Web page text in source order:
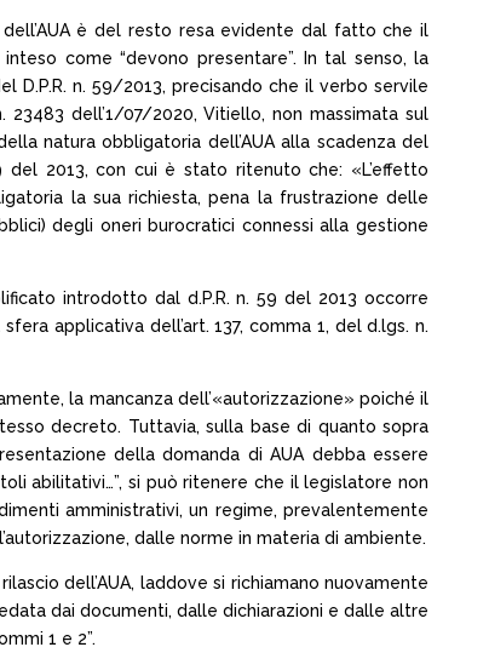
è del resto resa evidente dal fatto che il
come “devono presentare”. In tal senso, la
D.P.R. n. 59/2013, precisando che il verbo servile
dell’1/07/2020, Vitiello, non massimata sul
natura obbligatoria dell’AUA alla scadenza del
2013, con cui è stato ritenuto che: «L’effetto
la sua richiesta, pena la frustrazione delle
degli oneri burocratici connessi alla gestione
introdotto dal d.P.R. n. 59 del 2013 occorre
applicativa dell’art. 137, comma 1, del d.lgs. n.
la mancanza dell’«autorizzazione» poiché il
decreto. Tuttavia, sulla base di quanto sopra
della domanda di AUA debba essere
abilitativi…”, si può ritenere che il legislatore non
amministrativi, un regime, prevalentemente
dalle norme in materia di ambiente.
dell’AUA, laddove si richiamano nuovamente
dai documenti, dalle dichiarazioni e dalle altre
1 e 2”.